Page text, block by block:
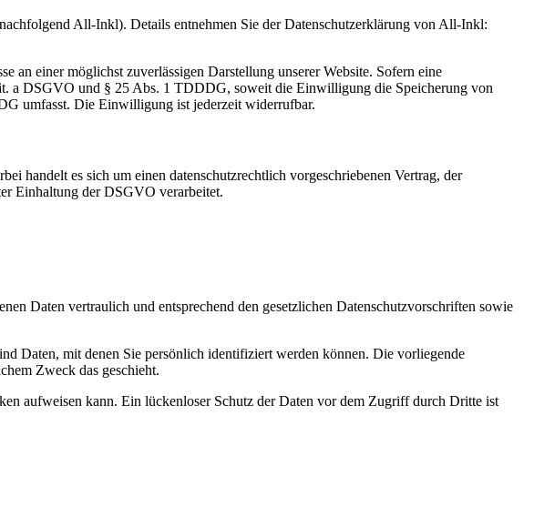
All-Inkl). Details entnehmen Sie der Datenschutzerklärung von All-Inkl:
einer möglichst zuverlässigen Darstellung unserer Website. Sofern eine
a DSGVO und § 25 Abs. 1 TDDDG, soweit die Einwilligung die Speicherung von
umfasst. Die Einwilligung ist jederzeit widerrufbar.
handelt es sich um einen datenschutzrechtlich vorgeschriebenen Vertrag, der
Einhaltung der DSGVO verarbeitet.
Daten vertraulich und entsprechend den gesetzlichen Datenschutzvorschriften sowie
Daten, mit denen Sie persönlich identifiziert werden können. Die vorliegende
Zweck das geschieht.
aufweisen kann. Ein lückenloser Schutz der Daten vor dem Zugriff durch Dritte ist